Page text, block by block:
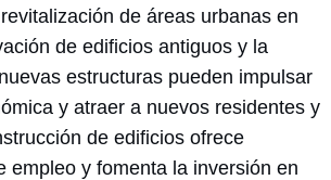
de áreas urbanas en
de edificios antiguos y la
estructuras pueden impulsar
y atraer a nuevos residentes y
de edificios ofrece
empleo y fomenta la inversión en